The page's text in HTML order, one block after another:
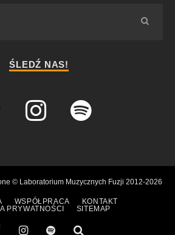
ŚLEDŹ NAS!
© Laboratorium Muzycznych Fuzji 2012-2026
WSPÓŁPRACA
KONTAKT
PRYWATNOŚCI
SITEMAP